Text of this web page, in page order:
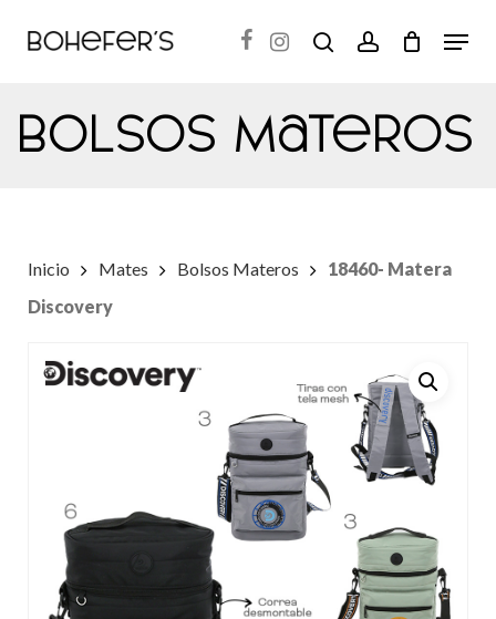
content
search accountMenu
Inicio Mates Bolsos Materos
18460- Matera
Discovery
Bolsos Materos